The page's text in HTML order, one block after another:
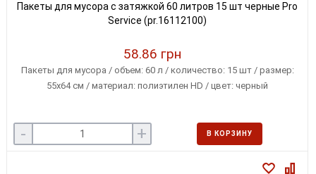
Пакеты для мусора с затяжкой 60 литров 15 шт черные Pro
Service (pr.16112100)
58.86 грн
Пакеты для мусора / объем: 60 л / количество: 15 шт / размер:
55х64 см / материал: полиэтилен HD / цвет: черный
- + В КОРЗИНУ